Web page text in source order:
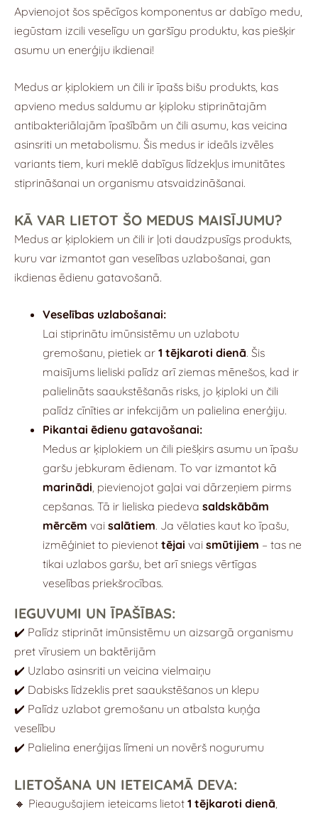
Apvienojot šos spēcīgos komponentus ar dabīgo medu,
iegūstam izcili veselīgu un garšīgu produktu, kas piešķir
asumu un enerģiju ikdienai!
Medus ar ķiplokiem un čili ir īpašs bišu produkts, kas
apvieno medus saldumu ar ķiploku stiprinātajām
antibakteriālajām īpašībām un čili asumu, kas veicina
asinsriti un metabolismu. Šis medus ir ideāls izvēles
variants tiem, kuri meklē dabīgus līdzekļus imunitātes
stiprināšanai un organismu atsvaidzināšanai.
KĀ VAR LIETOT ŠO MEDUS MAISĪJUMU?
Medus ar ķiplokiem un čili ir ļoti daudzpusīgs produkts,
kuru var izmantot gan veselības uzlabošanai, gan
ikdienas ēdienu gatavošanā.
Veselības uzlabošanai:
Lai stiprinātu imūnsistēmu un uzlabotu
gremošanu, pietiek ar 1 tējkaroti dienā. Šis
maisījums lieliski palīdz arī ziemas mēnešos, kad ir
palielināts saaukstēšanās risks, jo ķiploki un čili
palīdz cīnīties ar infekcijām un palielina enerģiju.
Pikantai ēdienu gatavošanai:
Medus ar ķiplokiem un čili piešķirs asumu un īpašu
garšu jebkuram ēdienam. To var izmantot kā
marinādi, pievienojot gaļai vai dārzeņiem pirms
cepšanas. Tā ir lieliska piedeva saldskābām
mērcēm vai salātiem. Ja vēlaties kaut ko īpašu,
izmēģiniet to pievienot tējai vai smūtijiem – tas ne
tikai uzlabos garšu, bet arī sniegs vērtīgas
veselības priekšrocības.
IEGUVUMI UN ĪPAŠĪBAS:
✔️ Palīdz stiprināt imūnsistēmu un aizsargā organismu
pret vīrusiem un baktērijām
✔️ Uzlabo asinsriti un veicina vielmaiņu
✔️ Dabisks līdzeklis pret saaukstēšanos un klepu
✔️ Palīdz uzlabot gremošanu un atbalsta kuņģa
veselību
✔️ Palielina enerģijas līmeni un novērš nogurumu
LIETOŠANA UN IETEICAMĀ DEVA:
🔸 Pieaugušajiem ieteicams lietot 1 tējkaroti dienā